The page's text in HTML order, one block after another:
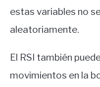
estas variables no
aleatoriamente.
El RSI también
movimientos en la